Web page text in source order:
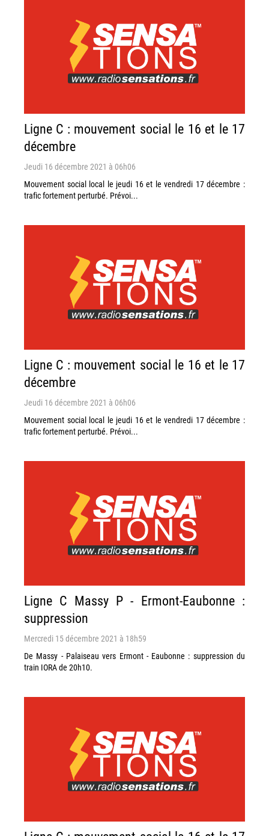
Ligne C : mouvement social le 16 et le 17
décembre
Jeudi 16 décembre 2021 à 06h06
Mouvement social local le jeudi 16 et le vendredi 17 décembre :
trafic fortement perturbé. Prévoi...
Ligne C : mouvement social le 16 et le 17
décembre
Jeudi 16 décembre 2021 à 06h06
Mouvement social local le jeudi 16 et le vendredi 17 décembre :
trafic fortement perturbé. Prévoi...
Ligne C Massy P - Ermont-Eaubonne :
suppression
Mercredi 15 décembre 2021 à 18h59
De Massy - Palaiseau vers Ermont - Eaubonne : suppression du
train IORA de 20h10.